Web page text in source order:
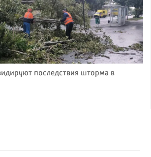
последствия шторма в